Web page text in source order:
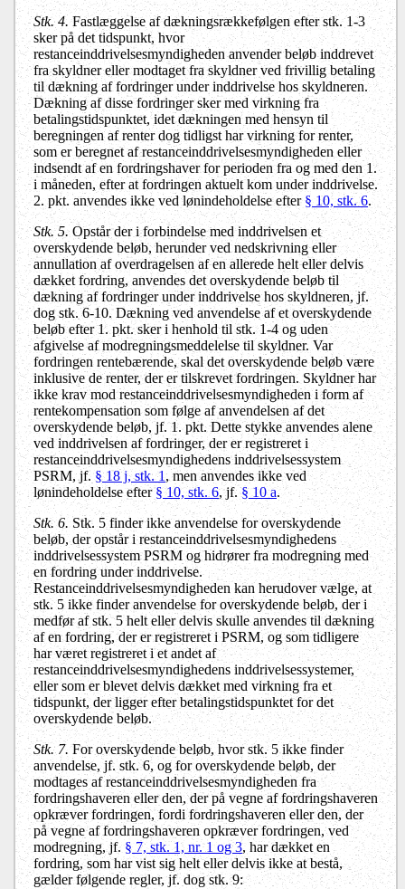
Stk. 4. Fastlæggelse af dækningsrækkefølgen efter stk. 1-3
sker på det tidspunkt, hvor
restanceinddrivelsesmyndigheden anvender beløb inddrevet
fra skyldner eller modtaget fra skyldner ved frivillig betaling
til dækning af fordringer under inddrivelse hos skyldneren.
Dækning af disse fordringer sker med virkning fra
betalingstidspunktet, idet dækningen med hensyn til
beregningen af renter dog tidligst har virkning for renter,
som er beregnet af restanceinddrivelsesmyndigheden eller
indsendt af en fordringshaver for perioden fra og med den 1.
i måneden, efter at fordringen aktuelt kom under inddrivelse.
2. pkt. anvendes ikke ved lønindeholdelse efter § 10, stk. 6.
Stk. 5.Opstår der i forbindelse med inddrivelsen et
overskydende beløb, herunder ved nedskrivning eller
annullation af overdragelsen af en allerede helt eller delvis
dækket fordring, anvendes det overskydende beløb til
dækning af fordringer under inddrivelse hos skyldneren, jf.
dog stk. 6-10. Dækning ved anvendelse af et overskydende
beløb efter 1. pkt. sker i henhold til stk. 1-4 og uden
afgivelse af modregningsmeddelelse til skyldner. Var
fordringen rentebærende, skal det overskydende beløb være
inklusive de renter, der er tilskrevet fordringen. Skyldner har
ikke krav mod restanceinddrivelsesmyndigheden i form af
rentekompensation som følge af anvendelsen af det
overskydende beløb, jf. 1. pkt. Dette stykke anvendes alene
ved inddrivelsen af fordringer, der er registreret i
restanceinddrivelsesmyndighedens inddrivelsessystem
PSRM, jf. § 18 j, stk. 1 , men anvendes ikke ved
lønindeholdelse efter§ 10, stk. 6, jf.§ 10 a.
Stk. 6. Stk. 5 finder ikke anvendelse for overskydende
beløb, der opstår i restanceinddrivelsesmyndighedens
inddrivelsessystem PSRM og hidrører fra modregning med
en fordring under inddrivelse.
Restanceinddrivelsesmyndigheden kan herudover vælge, at
stk. 5 ikke finder anvendelse for overskydende beløb, der i
medfør af stk. 5 helt eller delvis skulle anvendes til dækning
af en fordring, der er registreret i PSRM, og som tidligere
har været registreret i et andet af
restanceinddrivelsesmyndighedens inddrivelsessystemer,
eller som er blevet delvis dækket med virkning fra et
tidspunkt, der ligger efter betalingstidspunktet for det
overskydende beløb.
Stk. 7. For overskydende beløb, hvor stk. 5 ikke finder
anvendelse, jf. stk. 6, og for overskydende beløb, der
modtages af restanceinddrivelsesmyndigheden fra
fordringshaveren eller den, der på vegne af fordringshaveren
opkræver fordringen, fordi fordringshaveren eller den, der
på vegne af fordringshaveren opkræver fordringen, ved
modregning, jf. § 7, stk. 1, nr. 1 og 3, har dækket en
fordring, som har vist sig helt eller delvis ikke at bestå,
gælder følgende regler, jf. dog stk. 9: